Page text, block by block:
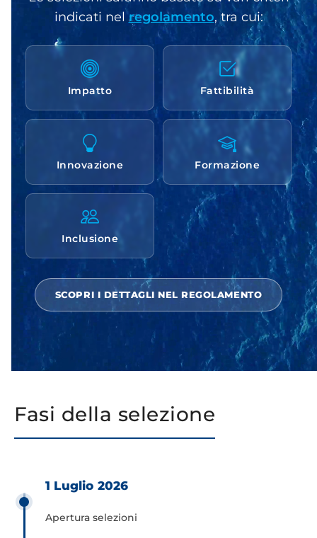
indicati nelregolamento, tra cui:
Impatto Fattibilità
Innovazione Formazione
Inclusione
SCOPRI I DETTAGLI NEL REGOLAMENTO
Fasi della selezione
1 Luglio 2026
Apertura selezioni